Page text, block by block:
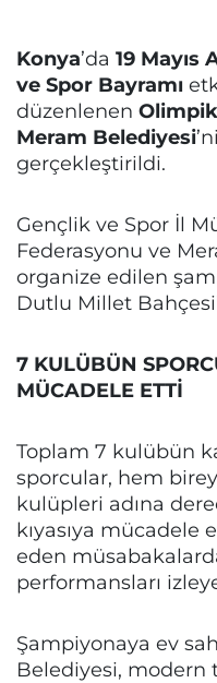
Konya’da 19 Mayıs
ve Spor Bayramı
düzenlenen
Meram Belediyesi
gerçekleştirildi.
Gençlik ve Spor İl
Federasyonu ve
organize edilen
Dutlu Millet
7 KULÜBÜN
MÜCADELE ETTİ
Toplam 7 kulübün
sporcular, hem
kulüpleri adına
kıyasıya mücadele
eden
performansları
Şampiyonaya ev
Belediyesi, modern